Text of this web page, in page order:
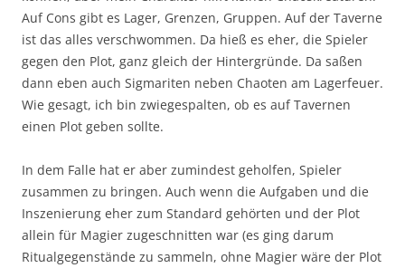
Auf Cons gibt es Lager, Grenzen, Gruppen. Auf der Taverne
ist das alles verschwommen. Da hieß es eher, die Spieler
gegen den Plot, ganz gleich der Hintergründe. Da saßen
dann eben auch Sigmariten neben Chaoten am Lagerfeuer.
Wie gesagt, ich bin zwiegespalten, ob es auf Tavernen
einen Plot geben sollte.
In dem Falle hat er aber zumindest geholfen, Spieler
zusammen zu bringen. Auch wenn die Aufgaben und die
Inszenierung eher zum Standard gehörten und der Plot
allein für Magier zugeschnitten war (es ging darum
Ritualgegenstände zu sammeln, ohne Magier wäre der Plot